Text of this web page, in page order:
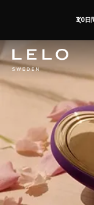
ン
コ
ン
テ
移
動
オーガズムデー
0 d 19 h 21 m 24